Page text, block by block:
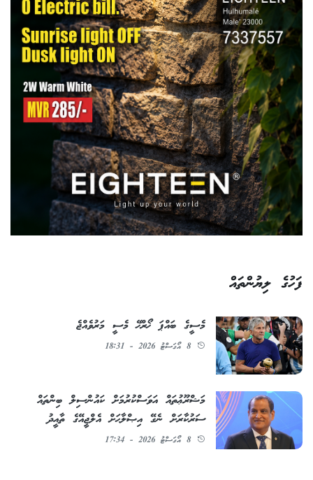
ފަހުގެ ލިޔުންތައް
މެސީގެ ބައްޕަ ޚޯރްޚޭ މެސީ މަރުވެއްޖެ
8 އޯގަސްޓު 2026 - 18:31
މަޝްރޫޢުތައް އަވަސްކުރުމަށް ކައުންސިލް ބިންތައް
ސަރުކާރަށް ނެގޭ އިޞްލާޙަށް އެލްޖީއޭގެ ތާއީދު
8 އޯގަސްޓު 2026 - 17:34